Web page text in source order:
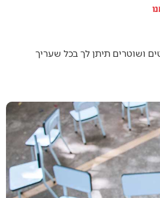
ושוטרים תיתן לך בכל שעריך